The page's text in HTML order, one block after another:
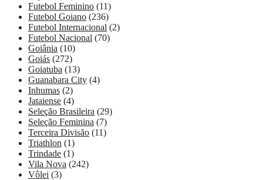
Futebol Feminino (11)
Futebol Goiano (236)
Futebol Internacional (2)
Futebol Nacional (70)
Goiânia (10)
Goiás (272)
Goiatuba (13)
Guanabara City (4)
Inhumas (2)
Jataiense (4)
Seleção Brasileira (29)
Seleção Feminina (7)
Terceira Divisão (11)
Triathlon (1)
Trindade (1)
Vila Nova (242)
Vôlei (3)